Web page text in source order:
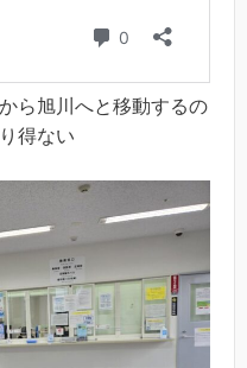
ら旭川へと移動するの
得ない